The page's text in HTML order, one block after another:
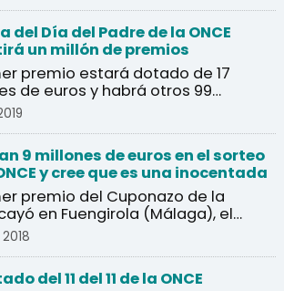
del Día del Padre de la ONCE
un millón de premios
premio estará dotado de 17
de euros y habrá otros 99
de 40.000 euros.
9 millones de euros en el sorteo
y cree que es una inocentada
premio del Cuponazo de la
cayó en Fuengirola (Málaga), el
del 11 del 11 de la ONCE